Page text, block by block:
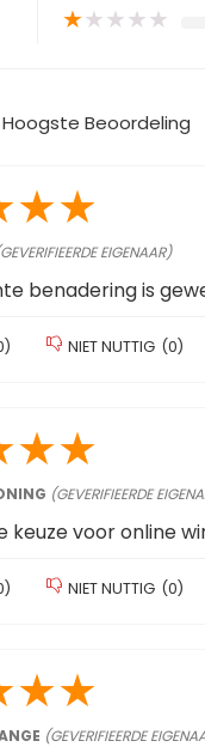
★★★★★
Hoogste Beoordeling
★★
EIGENAAR)
benadering is
) NIET NUTTIG (0)
★★
(GEVERIFIEERDE
keuze voor online
) NIET NUTTIG (0)
★★
(GEVERIFIEERDE